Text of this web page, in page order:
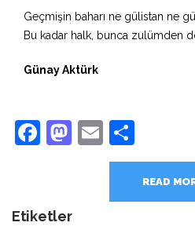
Geçmişin baharı ne gülistan ne
Bu kadar halk, bunca zulümden
Günay Aktürk
Facebook
Mastodon
Email
READ
Etiketler